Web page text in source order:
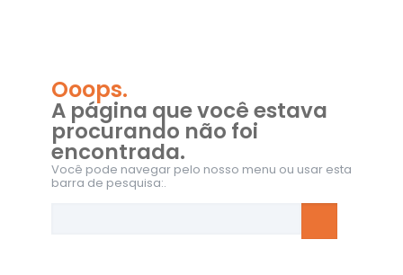
Ooops.
A página que você estava
procurando não foi
encontrada.
Você pode navegar pelo nosso menu ou usar esta
barra de pesquisa:.